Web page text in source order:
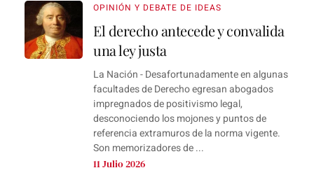
OPINIÓN Y DEBATE DE IDEAS
El derecho antecede y convalida
una ley justa
La Nación - Desafortunadamente en algunas
facultades de Derecho egresan abogados
impregnados de positivismo legal,
desconociendo los mojones y puntos de
referencia extramuros de la norma vigente.
Son memorizadores de ...
11 Julio 2026